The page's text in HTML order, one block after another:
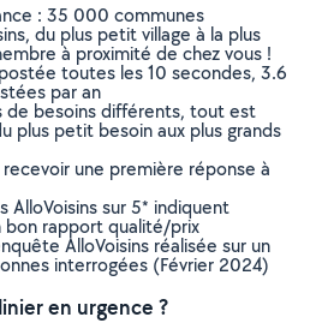
: 35 000 communes
du plus petit village à la plus
à proximité de chez vous !
toutes les 10 secondes, 3.6
par an
de besoins différents, tout est
plus petit besoin aux plus grands
une première réponse à
AlloVoisins sur 5* indiquent
bon rapport qualité/prix
AlloVoisins réalisée sur un
interrogées (Février 2024)
en urgence ?